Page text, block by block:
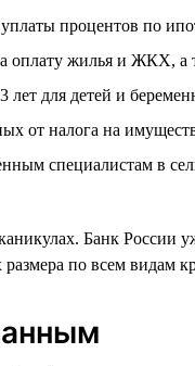
процентов по
оплату жилья и ЖКХ,
лет для детей и
от налога на
специалистам в
Банк России
по всем видам